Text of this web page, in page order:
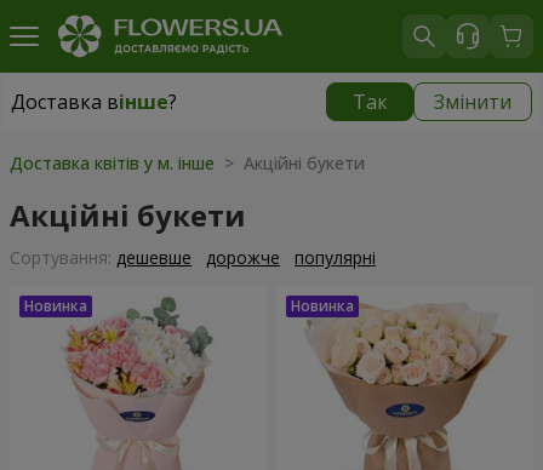
Доставка вінше? Так Змінити
Доставка вінше
Доставка квітів у м. інше > Акційні букети
Акційні букети
Сортування: дешевше дорожче популярні